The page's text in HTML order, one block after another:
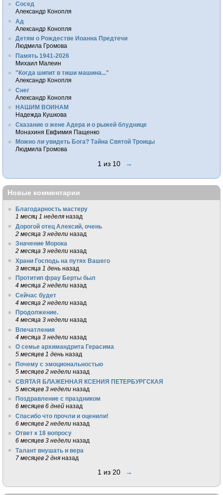
Сосед
Александр Конопля
Ад
Александр Конопля
Детям о Рождестве Иоанна Предтечи
Людмила Громова
Память 1941-2026
Михаил Малеин
"Когда шипит в тиши машина..."
Александр Конопля
Снег
Александр Конопля
НАШИМ ВОИНАМ
Надежда Кушкова
Сказание о жене Адера и о рыжей блуднице
Монахиня Евфимия Пащенко
Можно ли увидеть Бога? Тайна Святой Троицы
Людмила Громова
1 из 10 →
Новые комментарии
Благодарность мастеру
1 месяц 1 неделя назад
Дорогой отец Алексий, очень
2 месяца 3 недели назад
Значение Морока
2 месяца 3 недели назад
Храни Господь на путях Вашего
3 месяца 1 день назад
Протитип фрау Берты был
4 месяца 2 недели назад
Сейчас будет
4 месяца 2 недели назад
Продолжение.
4 месяца 3 недели назад
Впечатления
4 месяца 3 недели назад
О семье архимандрита Герасима
5 месяцев 1 день назад
Почему с эмоциональностью
5 месяцев 2 недели назад
СВЯТАЯ БЛАЖЕННАЯ КСЕНИЯ ПЕТЕРБУРГСКАЯ
5 месяцев 3 недели назад
Поздравление с праздником
6 месяцев 6 дней назад
Спасибо что прочли и оценили!
6 месяцев 2 недели назад
Ответ к 18 вопросу
6 месяцев 3 недели назад
Талант внушать и вера
7 месяцев 2 дня назад
1 из 20 →